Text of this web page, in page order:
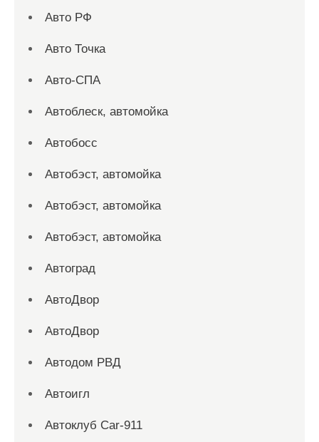
Авто РФ
Авто Точка
Авто-СПА
Автоблеск, автомойка
Автобосс
Автобэст, автомойка
Автобэст, автомойка
Автобэст, автомойка
Автоград
АвтоДвор
АвтоДвор
Автодом РВД
Автоигл
Автоклуб Car-911